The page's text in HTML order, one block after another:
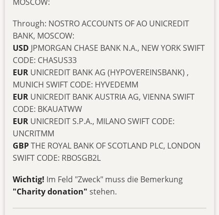
Through: NOSTRO ACCOUNTS OF AO UNICREDIT
BANK, MOSCOW:
USD JPMORGAN CHASE BANK N.A., NEW YORK SWIFT
CODE: CHASUS33
EUR UNICREDIT BANK AG (HYPOVEREINSBANK) ,
MUNICH SWIFT CODE: HYVEDEMM
EUR UNICREDIT BANK AUSTRIA AG, VIENNA SWIFT
CODE: BKAUATWW
EUR UNICREDIT S.P.A., MILANO SWIFT CODE:
UNCRITMM
GBPTHE ROYAL BANK OF SCOTLAND PLC, LONDON
SWIFT CODE: RBOSGB2L
Wichtig! Im Feld "Zweck" muss die Bemerkung
"Charity donation" stehen.